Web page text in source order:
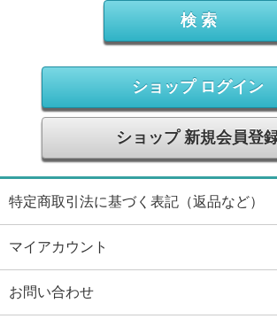
ショップ ログイン
ショップ 新規会員登
特定商取引法に基づく表記（返品など）
マイアカウント
お問い合わせ